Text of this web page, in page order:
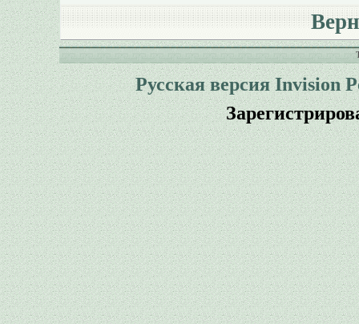
Русская версия Invision